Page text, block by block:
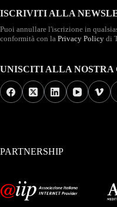
ISCRIVITI ALLA
Puoi annullare l'iscrizione in
conformità con la Privacy Policy di
UNISCITI ALLA
PARTNERSHIP